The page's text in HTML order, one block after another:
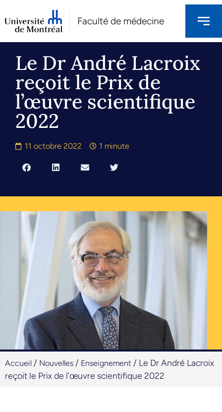
Faculté de médecine
Le Dr André Lacroix
reçoit le Prix de
l’œuvre scientifique
2022
11 octobre 2022 1 minute
Accueil / Nouvelles / Enseignement / Le Dr André Lacroix
reçoit le Prix de l’œuvre scientifique 2022